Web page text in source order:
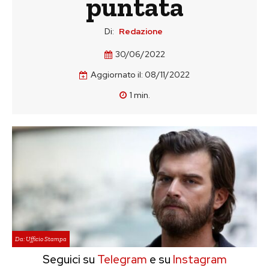
puntata
Di: Redazione
30/06/2022
Aggiornato il: 08/11/2022
1 min.
Da: Ufficio Stampa
Seguici su Telegram e su Instagram